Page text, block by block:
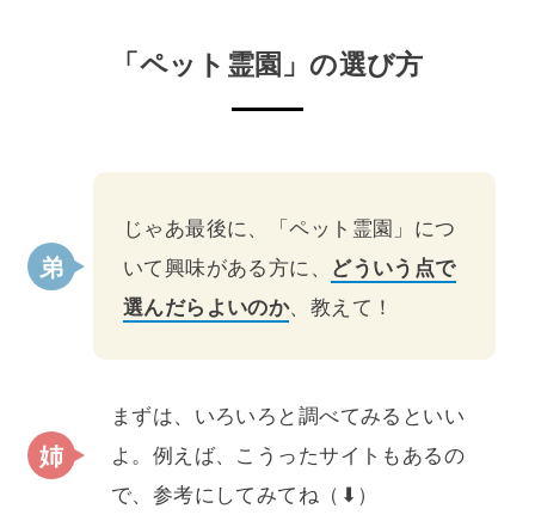
「ペット霊園」の選び方
じゃあ最後に、「ペット霊園」につ
いて興味がある方に、 どういう点で
選んだらよいのか、教えて！
まずは、いろいろと調べてみるといい
よ。例えば、こうったサイトもあるの
で、参考にしてみてね（⬇）